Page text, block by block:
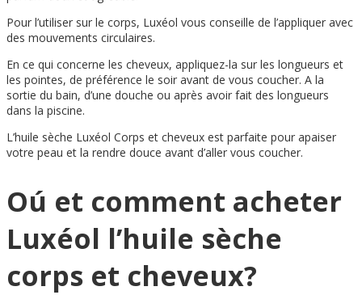
Pour l’utiliser sur le corps, Luxéol vous conseille de l’appliquer avec
des mouvements circulaires.
En ce qui concerne les cheveux, appliquez-la sur les longueurs et
les pointes, de préférence le soir avant de vous coucher. A la
sortie du bain, d’une douche ou après avoir fait des longueurs
dans la piscine.
L’huile sèche Luxéol Corps et cheveux est parfaite pour apaiser
votre peau et la rendre douce avant d’aller vous coucher.
Oú et comment acheter
Luxéol l’huile sèche
corps et cheveux?